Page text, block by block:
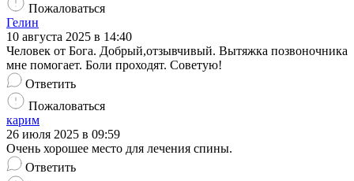
Пожаловаться
Гелин
10 августа 2025 в 14:40
Человек от Бога. Добрый,отзывчивый. Вытяжка позвоночника
мне помогает. Боли проходят. Советую!
Ответить
Пожаловаться
карим
26 июля 2025 в 09:59
Очень хорошее место для лечения спины.
Ответить